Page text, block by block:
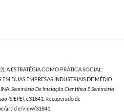
A ESTRATÉGIA COMO PRÁTICA SOCIAL:
DUAS EMPRESAS INDUSTRIAIS DE MÉDIO
Seminário De Iniciação Científica E Seminário
(SIEPE), e31841. Recuperado de
article/view/31841